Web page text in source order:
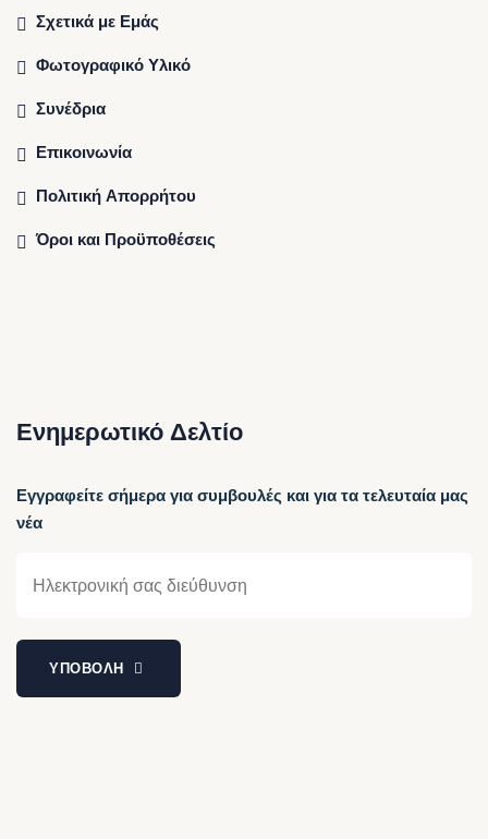
Σχετικά με Εμάς
Φωτογραφικό Υλικό
Συνέδρια
Επικοινωνία
Πολιτική Απορρήτου
Όροι και Προϋποθέσεις
Ενημερωτικό Δελτίο
Εγγραφείτε σήμερα για συμβουλές και για τα τελευταία μας
νέα
ΥΠΟΒΟΛΗ